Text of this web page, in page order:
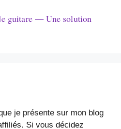
guitare — Une solution
je présente sur mon blog
Si vous décidez